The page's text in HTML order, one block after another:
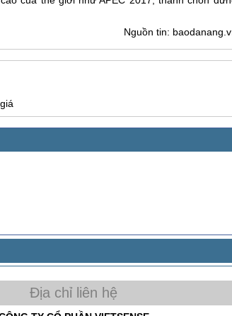
Nguồn tin: